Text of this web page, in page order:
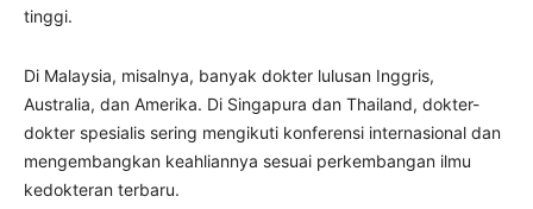
tinggi.
Di Malaysia, misalnya, banyak dokter lulusan Inggris,
Australia, dan Amerika. Di Singapura dan Thailand, dokter-
dokter spesialis sering mengikuti konferensi internasional dan
mengembangkan keahliannya sesuai perkembangan ilmu
kedokteran terbaru.